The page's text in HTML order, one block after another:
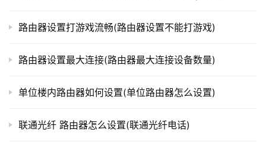
问路由器设置打游戏流畅(路由器设置不能打游戏)
路由器设置最大连接(路由器最大连接设备数量)
单位楼内路由器如何设置(单位路由器怎么设置)
联通光纤 路由器怎么设置(联通光纤电话)